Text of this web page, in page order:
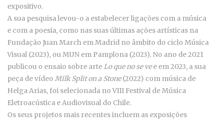
expositivo.
A sua pesquisa levou-o a estabelecer ligações com a música
e com a poesia, como nas suas últimas ações artísticas na
Fundação Juan March em Madrid no âmbito do ciclo Música
Visual (2023), ou MUN em Pamplona (2023). No ano de 2021
publicou o ensaio sobre arteLo que no se vee em 2023, a sua
peça de vídeo Milk Split on a Stone(2022) com música de
Helga Arias, foi selecionada no VIII Festival de Música
Eletroacústica e Audiovisual do Chile.
Os seus projetos mais recentes incluem as exposições